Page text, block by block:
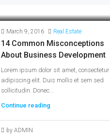
March 9, 2016 Real Estate
14 Common Misconceptions
About Business Development
Lorem ipsum dolor sit amet, consectetur
adipiscing elit. Duis mollis et sem sed
sollicitudin. Donec...
Continue reading
by ADMIN